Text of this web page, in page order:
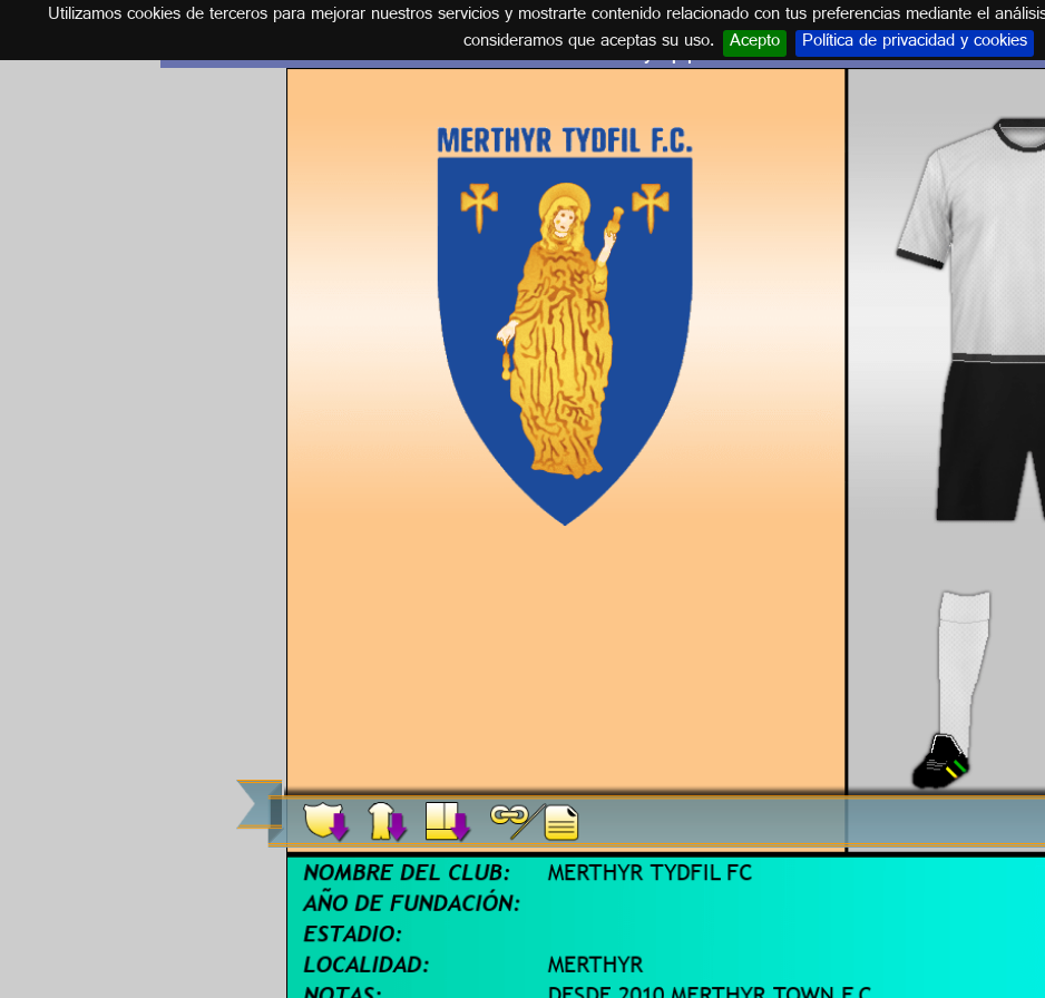
Utilizamos cookies de terceros para mejorar nuestros servicios y mostrarte contenido relacionado con tus preferencias mediante el
consideramos que aceptas su uso. Acepto Política de privacidad y cookies
Español
Escudo y equipación MERTHYR TYDFIL FC